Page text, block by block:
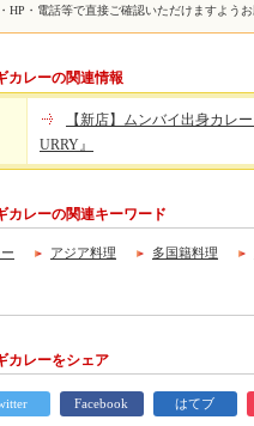
HP・電話等で直接ご確認いただけますようお
レーの関連情報
【新店】ムンバイ出身カレ
URRY』
レーの関連キーワード
アジア料理 多国籍料理
カレーをシェア
Facebook はてブ